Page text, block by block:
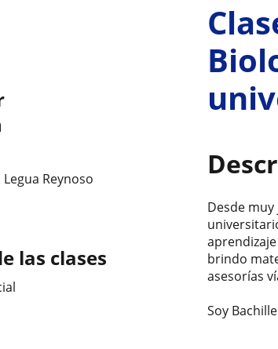
Reynoso
las clases
Desde
brindo
asesorías
Soy